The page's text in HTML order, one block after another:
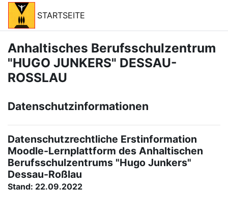
Zum Hauptinhalt
STARTSEITE
Anhaltisches Berufsschulzentrum
"HUGO JUNKERS" DESSAU-
ROSSLAU
Datenschutzinformationen
Datenschutzrechtliche Erstinformation
Moodle-Lernplattform des Anhaltischen
Berufsschulzentrums "Hugo Junkers"
Dessau-Roßlau
Stand: 22.09.2022